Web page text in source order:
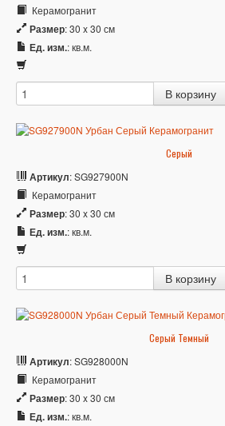
Керамогранит
Размер: 30 x 30 см
Ед. изм.: кв.м.
Серый
Артикул: SG927900N
Керамогранит
Размер: 30 x 30 см
Ед. изм.: кв.м.
Серый Темный
Артикул: SG928000N
Керамогранит
Размер: 30 x 30 см
Ед. изм.: кв.м.